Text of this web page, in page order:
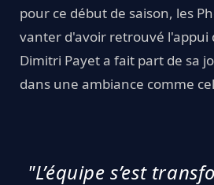
pour ce début de saison, les
vanter d'avoir retrouvé l'appui
Dimitri Payet a fait part de sa
dans une ambiance comme
"L’équipe s’est